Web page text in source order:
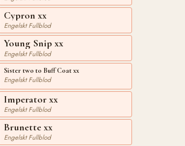
Cypron xx
Engelskt Fullblod
Young Snip xx
Engelskt Fullblod
Sister two to Buff Coat xx
Engelskt Fullblod
Imperator xx
Engelskt Fullblod
Brunette xx
Engelskt Fullblod